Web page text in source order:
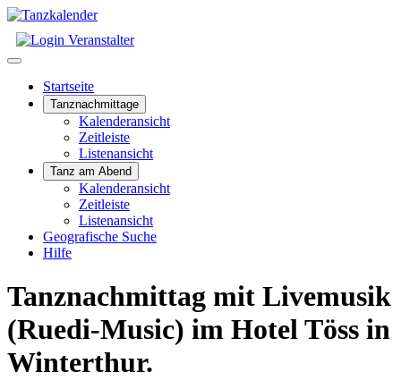
Startseite
Tanznachmittage
Kalenderansicht
Zeitleiste
Listenansicht
Tanz am Abend
Kalenderansicht
Zeitleiste
Listenansicht
Geografische Suche
Hilfe
Tanznachmittag mit Livemusik
(Ruedi-Music) im Hotel Töss in
Winterthur.